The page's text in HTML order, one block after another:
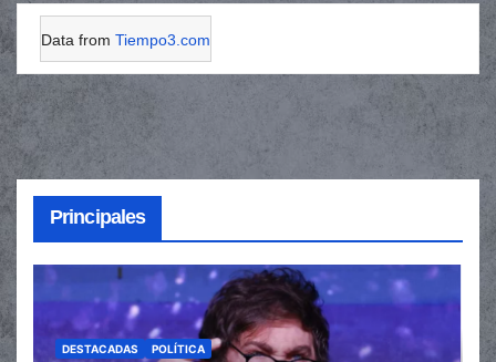
Data from Tiempo3.com
Principales
DESTACADAS POLÍTICA